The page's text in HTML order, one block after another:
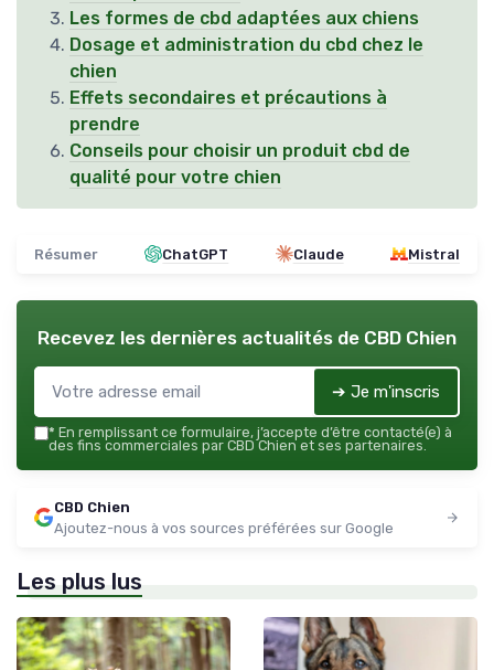
Les formes de cbd adaptées aux chiens
Dosage et administration du cbd chez le
chien
Effets secondaires et précautions à
prendre
Conseils pour choisir un produit cbd de
qualité pour votre chien
Résumer ChatGPT Claude Mistral
Recevez les dernières actualités de CBD Chien
➔ Je m'inscris
* En remplissant ce formulaire, j’accepte d’être contacté(e) à
des fins commerciales par CBD Chien et ses partenaires.
CBD Chien
Ajoutez-nous à vos sources préférées sur Google
Les plus lus